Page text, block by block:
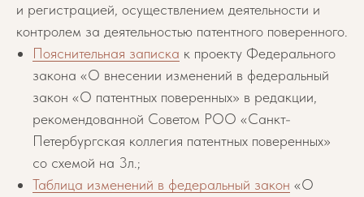
и регистрацией, осуществлением деятельности и
контролем за деятельностью патентного поверенного.
Пояснительная записка к проекту Федерального
закона «О внесении изменений в федеральный
закон «О патентных поверенных» в редакции,
рекомендованной Советом РОО «Санкт-
Петербургская коллегия патентных поверенных»
со схемой на 3л.;
Таблица изменений в федеральный закон «О